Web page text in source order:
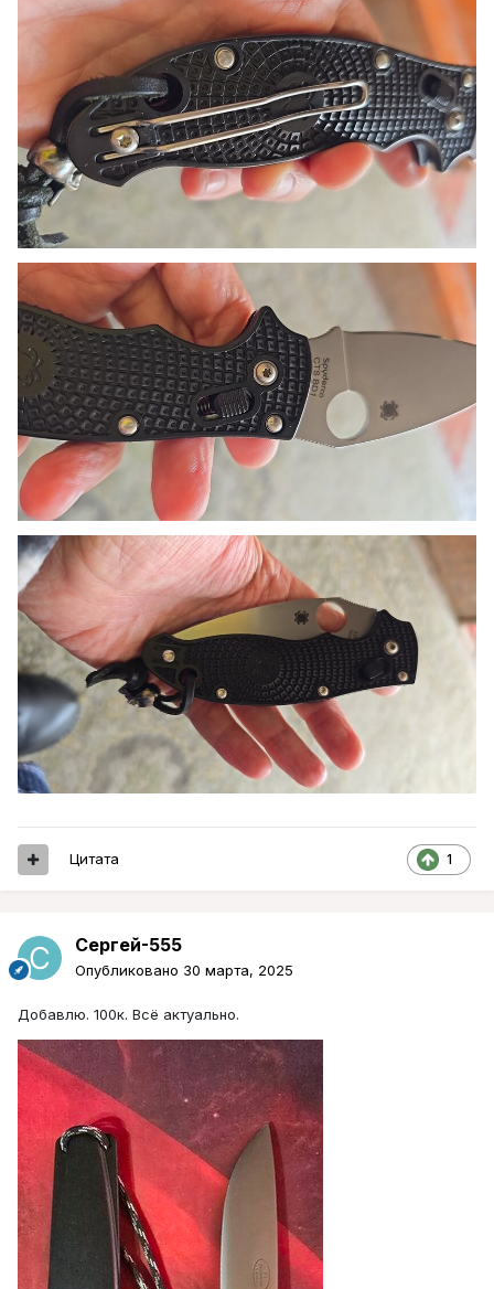
1
Цитата
Сергей-555
Опубликовано 30 марта, 2025
Добавлю. 100к. Всё актуально.